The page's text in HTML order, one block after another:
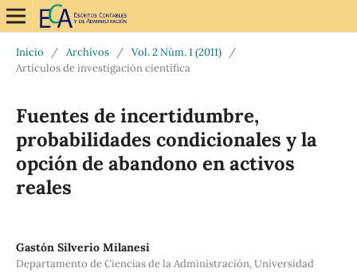
Inicio / Archivos / Vol. 2 Núm. 1 (2011)
/
Artículos de investigación científica
Fuentes de incertidumbre,
probabilidades condicionales y la
opción de abandono en activos
reales
Gastón Silverio Milanesi
Departamento de Ciencias de la Administración, Universidad